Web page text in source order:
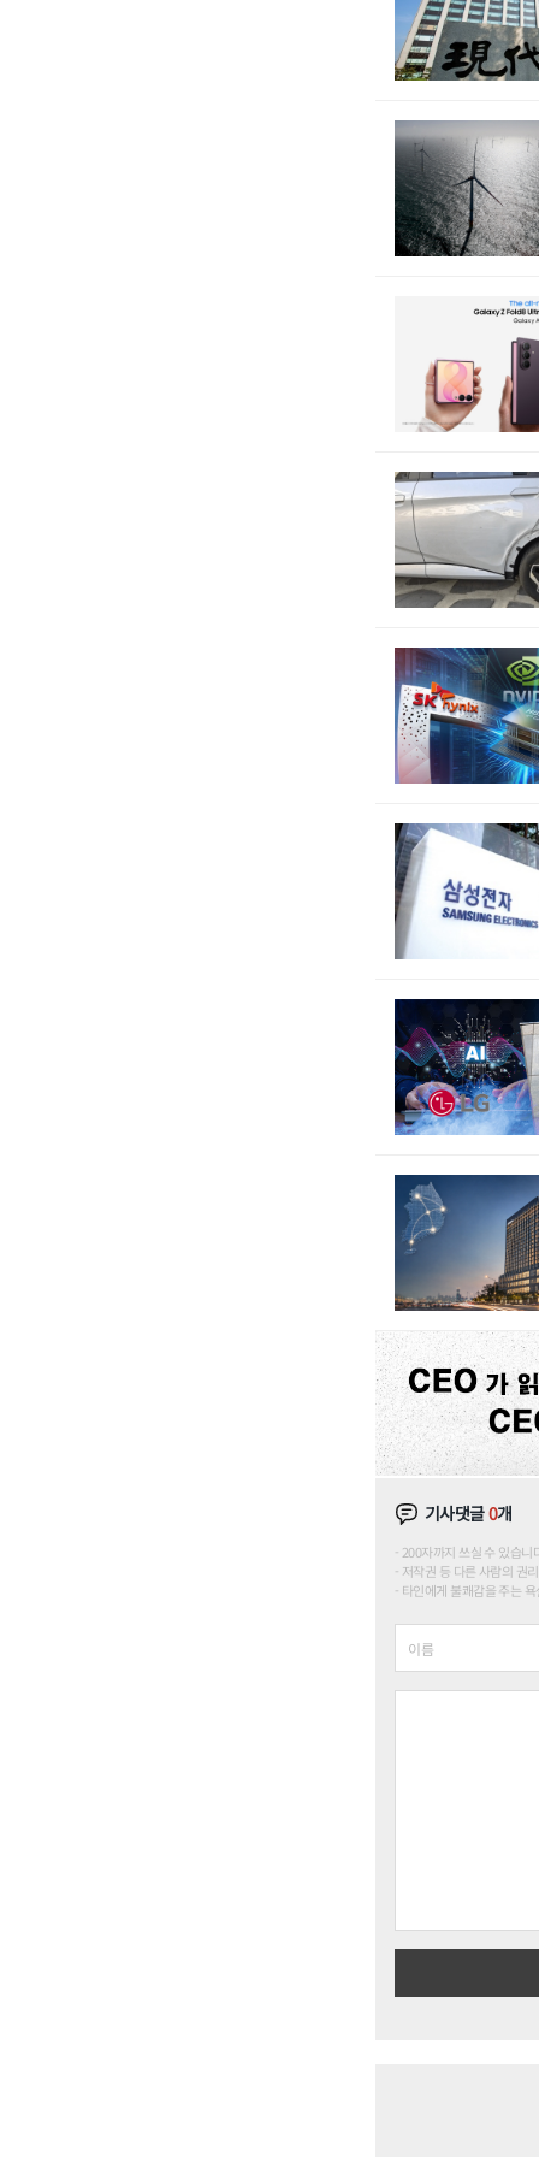
기사댓글0개
200자까지 쓰실 수 있습
저작권 등 다른 사람의 권
타인에게 불쾌감을 주는